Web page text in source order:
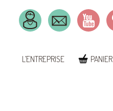
L’ENTREPRISE PANIER